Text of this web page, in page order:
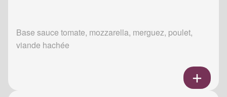
Base sauce tomate, mozzarella, merguez, poulet,
viande hachée